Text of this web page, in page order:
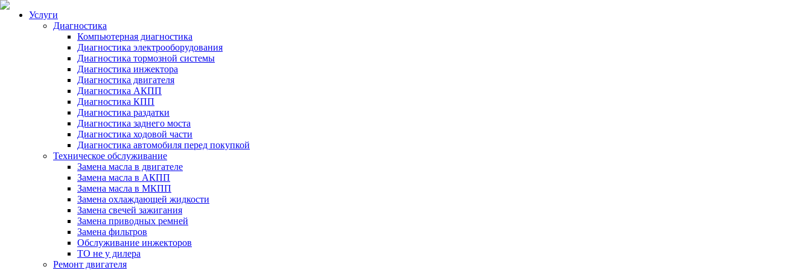
Услуги
Диагностика
Компьютерная диагностика
Диагностика электрооборудования
Диагностика тормозной системы
Диагностика инжектора
Диагностика двигателя
Диагностика АКПП
Диагностика КПП
Диагностика раздатки
Диагностика заднего моста
Диагностика ходовой части
Диагностика автомобиля перед покупкой
Техническое обслуживание
Замена масла в двигателе
Замена масла в АКПП
Замена масла в МКПП
Замена охлаждающей жидкости
Замена свечей зажигания
Замена приводных ремней
Замена фильтров
Обслуживание инжекторов
ТО не у дилера
Ремонт двигателя